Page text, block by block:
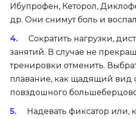
Ибупрофен, Кеторол,
др. Они снимут боль и
Сократить нагрузки,
занятий. В случае не
тренировки отменить.
плавание, как щадящий вид
повздошного
Надевать фиксатор или,